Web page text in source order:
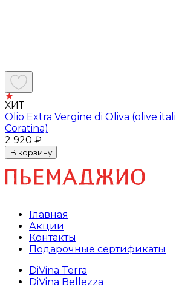
ХИТ
Olio Extra Vergine di Oliva (olive
Coratina)
2 920 ₽
В корзину
Главная
Акции
Контакты
Подарочные сертификаты
DiVina Terra
DiVina Bellezza